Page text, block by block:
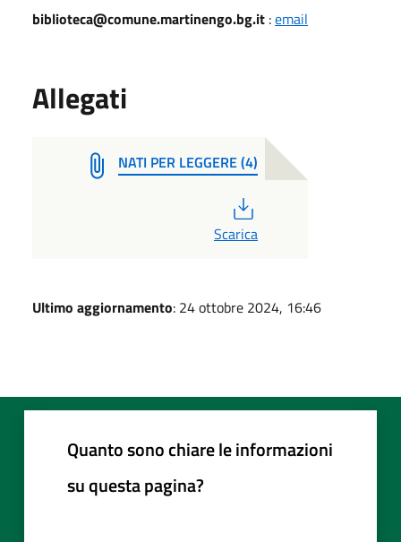
biblioteca@comune.martinengo.bg.it :email
Allegati
NATI PER LEGGERE (4)
Scarica
Ultimo aggiornamento: 24 ottobre 2024, 16:46
Quanto sono chiare le informazioni
su questa pagina?